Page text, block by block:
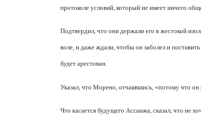
протоколе условий, который не имеет ничего
Подтвердил, что они держали его в жестокой
воле, и даже ждали, чтобы он заболел и
будет арестован.
Указал, что Морено, отчаявшись, «потому что он
Что касается будущего Ассанжа, сказал, что не